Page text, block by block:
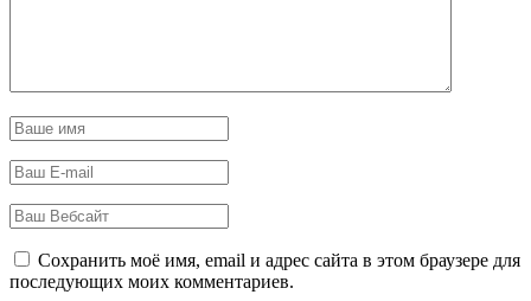
Сохранить моё имя, email и адрес сайта в этом браузере для
последующих моих комментариев.